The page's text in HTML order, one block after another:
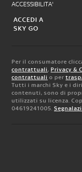
ACCESSIBILITA'
ACCEDI A
SKY GO
Per il consumatore
contrattuali, Privacy &
contrattuali o per
Tutti i marchi Sky e i
contenuti, sono di
utilizzati su licenza.
04619241005.